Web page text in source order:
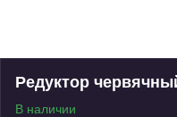
Редуктор
В наличии